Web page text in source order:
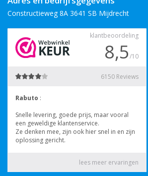
Constructieweg 8A 3641 SB Mijdrecht